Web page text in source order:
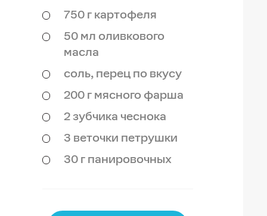
750 г картофеля
50 мл оливкового
масла
соль, перец по вкусу
200 г мясного фарша
2 зубчика чеснока
3 веточки петрушки
30 г панировочных